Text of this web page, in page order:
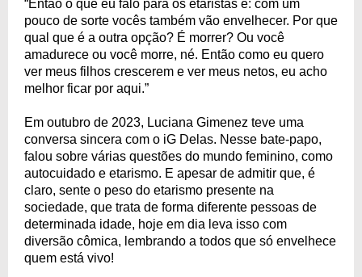
03/11/1969
“Então o que eu falo para os etaristas é: com um
pouco de sorte vocês também vão envelhecer. Por que
qual que é a outra opção? É morrer? Ou você
amadurece ou você morre, né. Então como eu quero
ver meus filhos crescerem e ver meus netos, eu acho
melhor ficar por aqui.”
Em outubro de 2023, Luciana Gimenez teve uma
conversa sincera com o iG Delas. Nesse bate-papo,
falou sobre várias questões do mundo feminino, como
autocuidado e etarismo. E apesar de admitir que, é
claro, sente o peso do etarismo presente na
sociedade, que trata de forma diferente pessoas de
determinada idade, hoje em dia leva isso com
diversão cômica, lembrando a todos que só envelhece
quem está vivo!